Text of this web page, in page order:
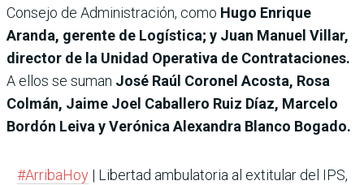
Consejo de Administración, como Hugo Enrique
Aranda, gerente de Logística; y Juan Manuel Villar,
director de la Unidad Operativa de Contrataciones.
A ellos se suman José Raúl Coronel Acosta, Rosa
Colmán, Jaime Joel Caballero Ruiz Díaz, Marcelo
Bordón Leiva y Verónica Alexandra Blanco Bogado.
#ArribaHoy| Libertad ambulatoria al extitular del IPS,